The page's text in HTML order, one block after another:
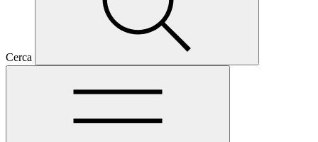
Cerca